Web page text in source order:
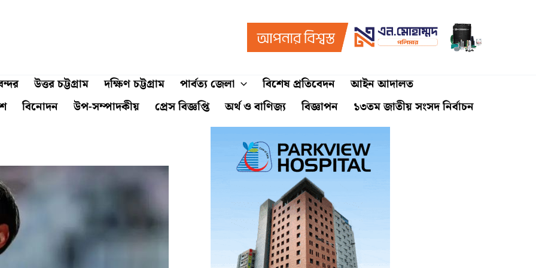
উত্তর চট্টগ্রাম দক্ষিণ চট্টগ্রাম পার্বত্য জেলা বিশেষ প্রতিবেদন
আইন আদালত
বিনোদন উপ-সম্পাদকীয় প্রেস বিজ্ঞপ্তি অর্থ ও বাণিজ্য বিজ্ঞাপন ১৩তম জাতীয় সংসদ নির্বাচন